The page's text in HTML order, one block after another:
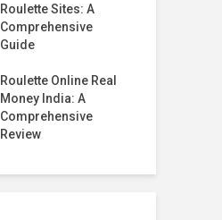
Roulette Sites: A
Comprehensive
Guide
Roulette Online Real
Money India: A
Comprehensive
Review